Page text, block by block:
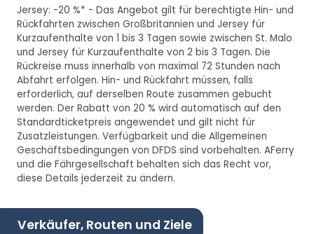
Jersey: -20 %* - Das Angebot gilt für berechtigte Hin- und
Rückfahrten zwischen Großbritannien und Jersey für
Kurzaufenthalte von 1 bis 3 Tagen sowie zwischen St. Malo
und Jersey für Kurzaufenthalte von 2 bis 3 Tagen. Die
Rückreise muss innerhalb von maximal 72 Stunden nach
Abfahrt erfolgen. Hin- und Rückfahrt müssen, falls
erforderlich, auf derselben Route zusammen gebucht
werden. Der Rabatt von 20 % wird automatisch auf den
Standardticketpreis angewendet und gilt nicht für
Zusatzleistungen. Verfügbarkeit und die Allgemeinen
Geschäftsbedingungen von DFDS sind vorbehalten. AFerry
und die Fährgesellschaft behalten sich das Recht vor,
diese Details jederzeit zu ändern.
Verkäufer, Routen und Ziele